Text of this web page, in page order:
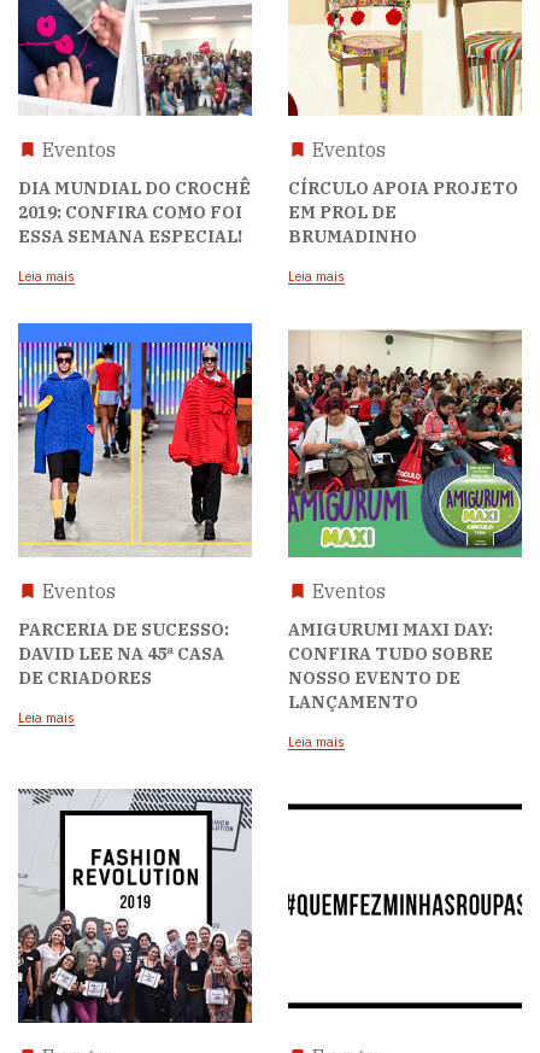
Eventos
DIA MUNDIAL DO CROCHÊ
2019: CONFIRA COMO FOI
ESSA SEMANA ESPECIAL!
Leia mais
Eventos
CÍRCULO APOIA PROJETO
EM PROL DE
BRUMADINHO
Leia mais
Eventos
PARCERIA DE SUCESSO:
DAVID LEE NA 45ª CASA
DE CRIADORES
Leia mais
Eventos
AMIGURUMI MAXI DAY:
CONFIRA TUDO SOBRE
NOSSO EVENTO DE
LANÇAMENTO
Leia mais